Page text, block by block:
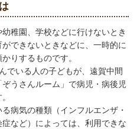
稚園、学校などに行けないとき
できないときなどに、一時的に
りするものです。
でいる人の子どもが、遠賀中間
うさんルーム」で病児・病後児
病気の種類（インフルエンザ・
など）によっては、利用できな